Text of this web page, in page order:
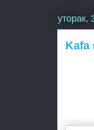
уторак,
Kafa